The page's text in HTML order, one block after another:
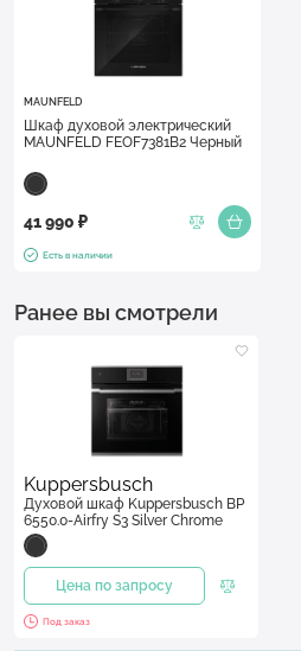
MAUNFELD
Шкаф духовой электрический
MAUNFELD FEOF7381B2 Черный
41 990 ₽
Есть в наличии
Ранее вы смотрели
Kuppersbusch
Духовой шкаф Kuppersbusch BP
6550.0-Airfry S3 Silver Chrome
Цена по запросу
Под заказ